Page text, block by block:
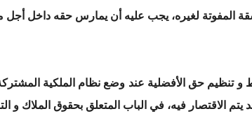
المفوتة لغيره، يجب عليه أن يمارس حقه داخل أجل
تنظيم حق الأفضلية عند وضع نظام الملكية